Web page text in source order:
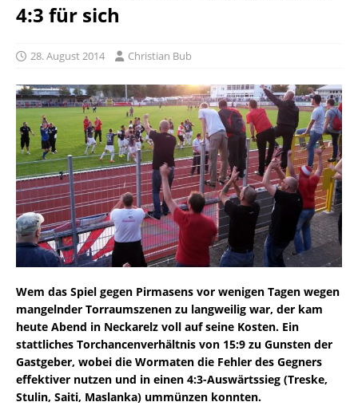
4:3 für sich
28. August 2014 Christian Bub
Wem das Spiel gegen Pirmasens vor wenigen Tagen wegen
mangelnder Torraumszenen zu langweilig war, der kam
heute Abend in Neckarelz voll auf seine Kosten. Ein
stattliches Torchancenverhältnis von 15:9 zu Gunsten der
Gastgeber, wobei die Wormaten die Fehler des Gegners
effektiver nutzen und in einen 4:3-Auswärtssieg (Treske,
Stulin, Saiti, Maslanka) ummünzen konnten.